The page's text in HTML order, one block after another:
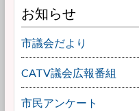
お知らせ
市議会だより
CATV議会広報番組
市民アンケート